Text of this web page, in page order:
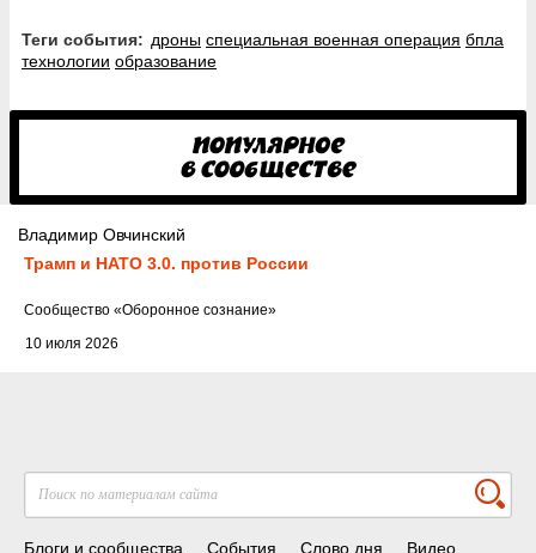
Теги события: дроны специальная военная операция бпла
технологии образование
Владимир Овчинский
Трамп и НАТО 3.0. против России
10 июля 2026
Cообщество «Оборонное сознание»
Блоги и сообщества События Слово дня Видео